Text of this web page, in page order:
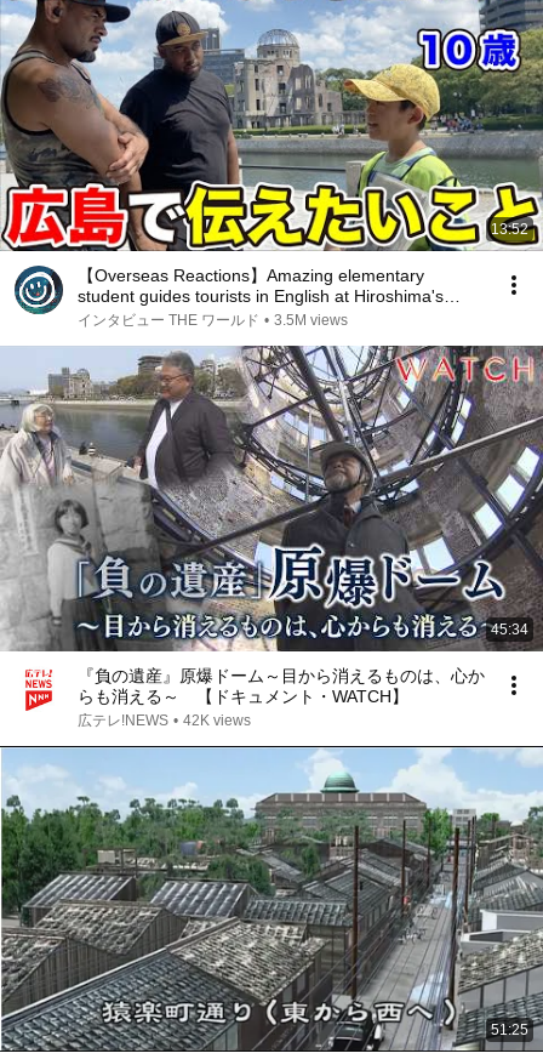
13:52
【Overseas Reactions】Amazing elementary
student guides tourists in English at Hiroshima's
Peace Park!
インタビュー THE ワールド • 3.5M views
45:34
『負の遺産』原爆ドーム～目から消えるものは、心か
らも消える～ 【ドキュメント・WATCH】
広テレ!NEWS • 42K views
51:25